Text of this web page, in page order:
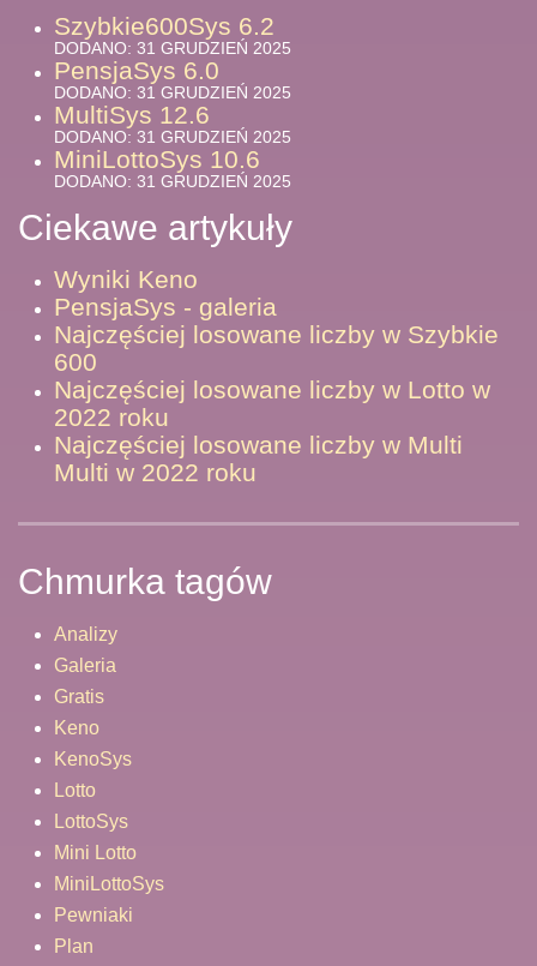
Szybkie600Sys 6.2
DODANO: 31 GRUDZIEŃ 2025
PensjaSys 6.0
DODANO: 31 GRUDZIEŃ 2025
MultiSys 12.6
DODANO: 31 GRUDZIEŃ 2025
MiniLottoSys 10.6
DODANO: 31 GRUDZIEŃ 2025
Ciekawe artykuły
Wyniki Keno
PensjaSys - galeria
Najczęściej losowane liczby w Szybkie
600
Najczęściej losowane liczby w Lotto w
2022 roku
Najczęściej losowane liczby w Multi
Multi w 2022 roku
Chmurka tagów
Analizy
Galeria
Gratis
Keno
KenoSys
Lotto
LottoSys
Mini Lotto
MiniLottoSys
Pewniaki
Plan